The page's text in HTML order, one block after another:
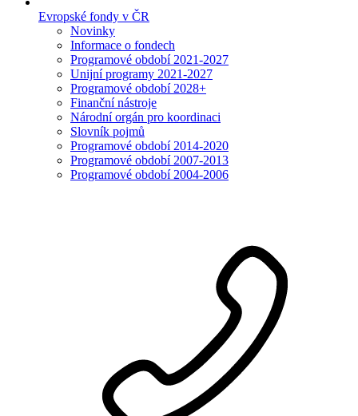
Evropské fondy v ČR
Novinky
Informace o fondech
Programové období 2021-2027
Unijní programy 2021-2027
Programové období 2028+
Finanční nástroje
Národní orgán pro koordinaci
Slovník pojmů
Programové období 2014-2020
Programové období 2007-2013
Programové období 2004-2006